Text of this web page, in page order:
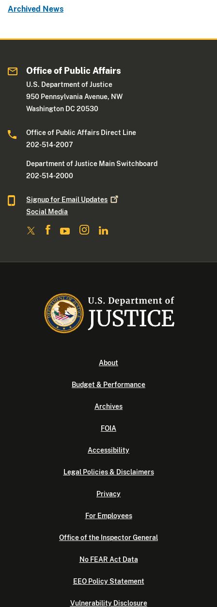
Archived News
Office of Public Affairs
U.S. Department of Justice
950 Pennsylvania Avenue, NW
Washington DC 20530
Office of Public Affairs Direct Line
202-514-2007
Department of Justice Main Switchboard
202-514-2000
Signup for Email Updates
Social Media
About
Budget & Performance
Archives
FOIA
Accessibility
Legal Policies & Disclaimers
Privacy
For Employees
Office of the Inspector General
No FEAR Act Data
EEO Policy Statement
Vulnerability Disclosure